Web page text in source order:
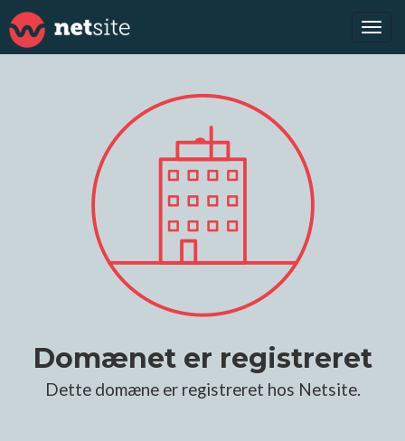
Domænet er registreret
Dette domæne er registreret hos Netsite.